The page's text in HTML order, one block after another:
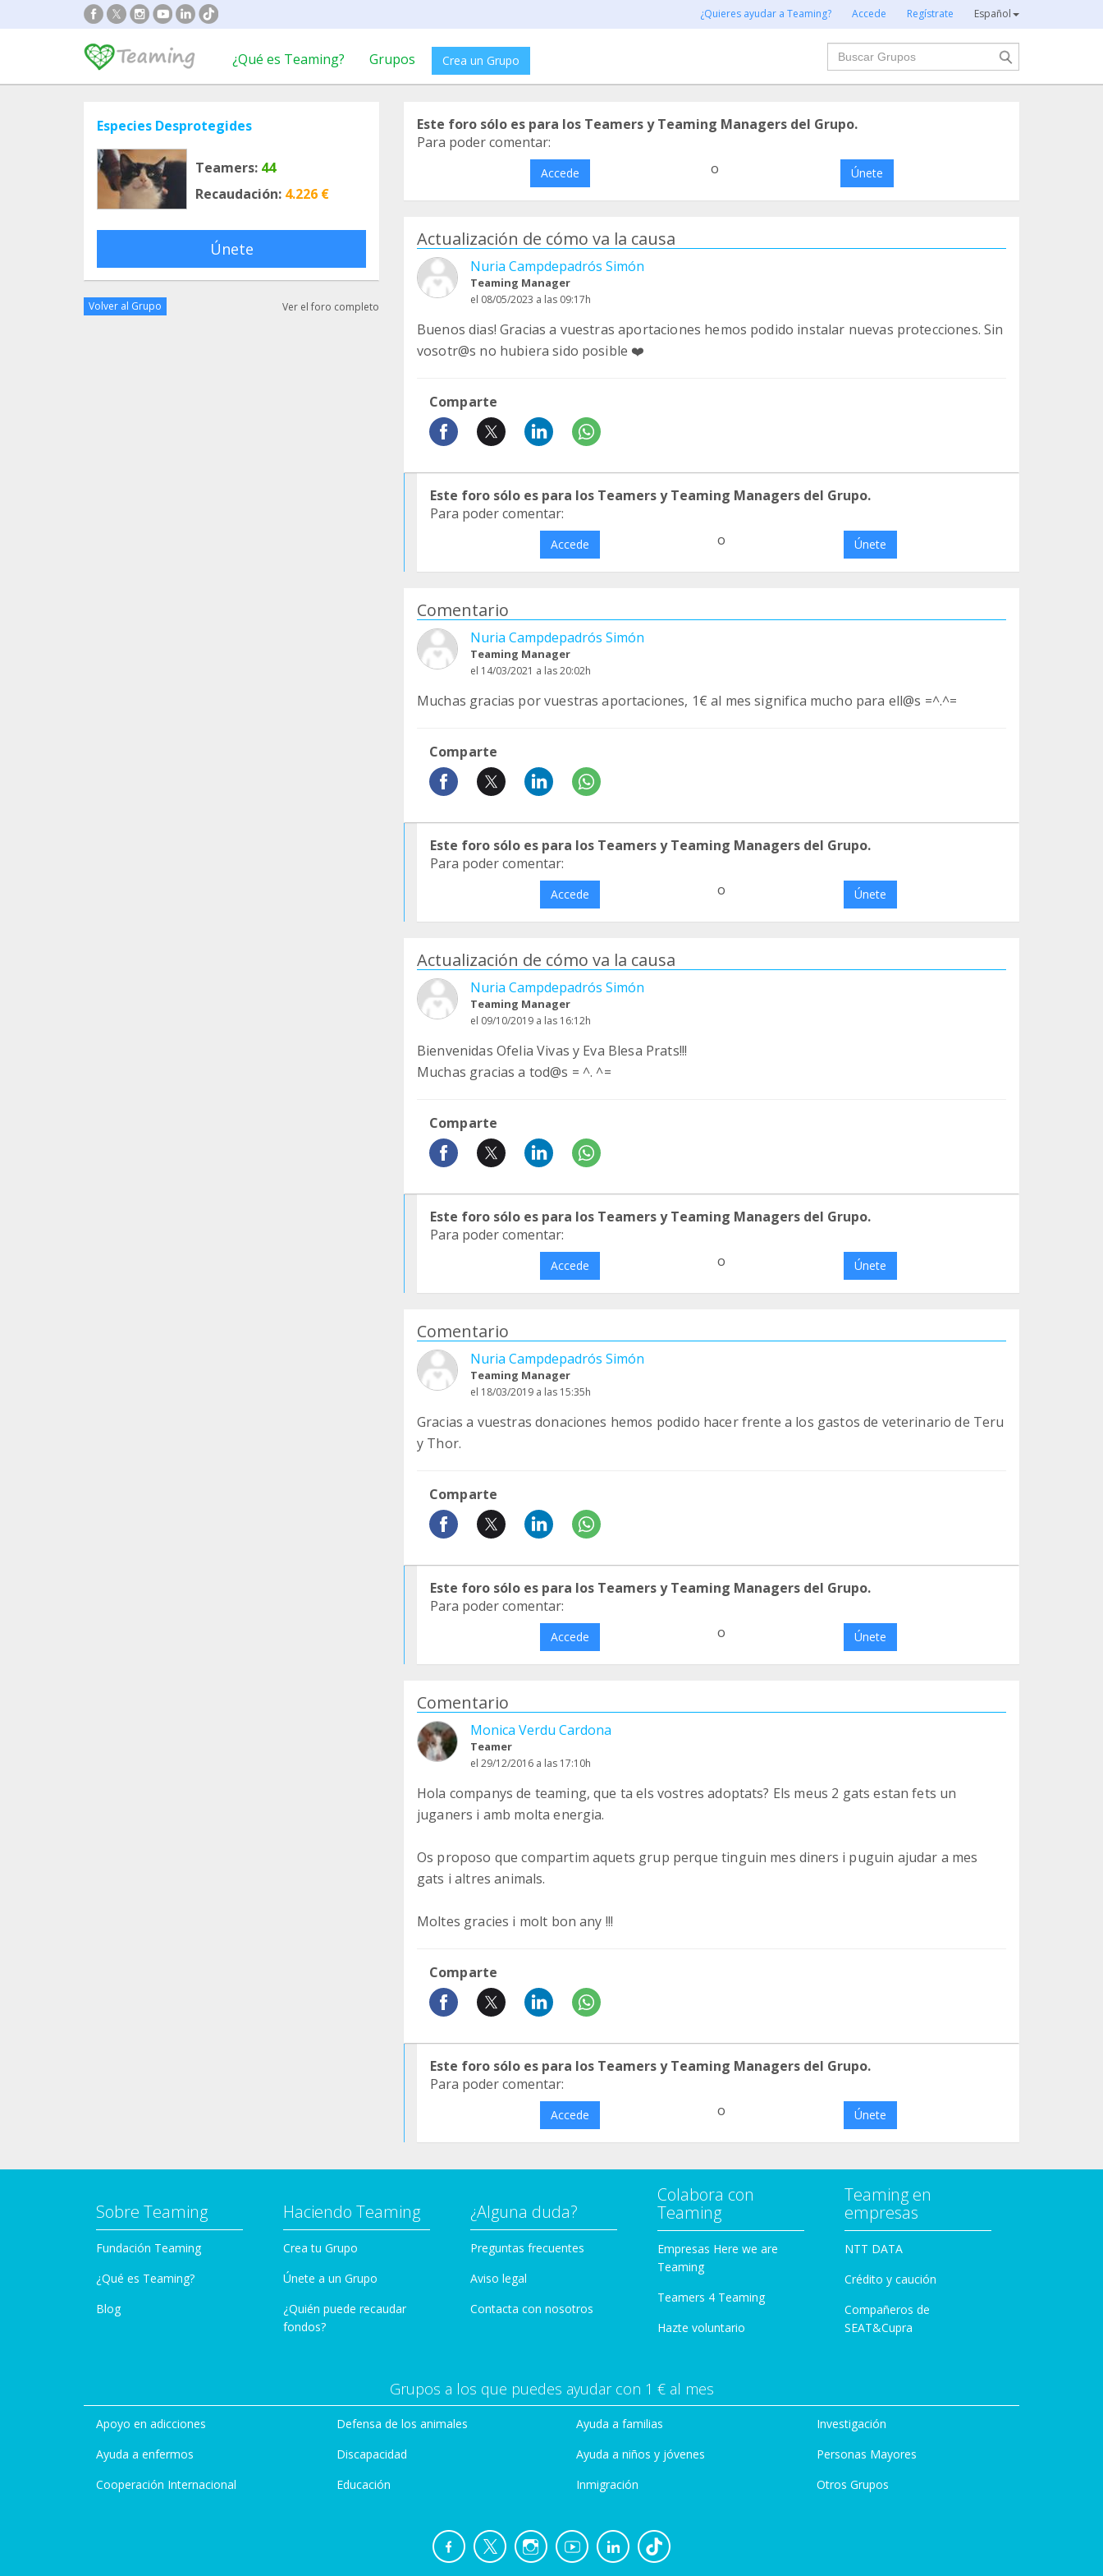
¿Quieres ayudar a Teaming? Accede Regístrate Español
¿Qué es Teaming? Grupos Crea un Grupo
Buscar
Especies Desprotegides
Teamers: 44
Recaudación: 4.226 €
Únete
Volver al Grupo Ver el foro completo
Este foro sólo es para los Teamers y Teaming Managers del Grupo.
Para poder comentar:
Accede o Únete
Actualización de cómo va la causa
Nuria Campdepadrós Simón
Teaming Manager
el 08/05/2023 a las 09:17h
Buenos dias! Gracias a vuestras aportaciones hemos podido instalar nuevas protecciones. Sin
vosotr@s no hubiera sido posible ❤️
Comparte
Este foro sólo es para los Teamers y Teaming Managers del Grupo.
Para poder comentar:
Accede o Únete
Comentario
Nuria Campdepadrós Simón
Teaming Manager
el 14/03/2021 a las 20:02h
Muchas gracias por vuestras aportaciones, 1€ al mes significa mucho para ell@s =^.^=
Comparte
Este foro sólo es para los Teamers y Teaming Managers del Grupo.
Para poder comentar:
Accede o Únete
Actualización de cómo va la causa
Nuria Campdepadrós Simón
Teaming Manager
el 09/10/2019 a las 16:12h
Bienvenidas Ofelia Vivas y Eva Blesa Prats!!!
Muchas gracias a tod@s = ^. ^=
Comparte
Este foro sólo es para los Teamers y Teaming Managers del Grupo.
Para poder comentar:
Accede o Únete
Comentario
Nuria Campdepadrós Simón
Teaming Manager
el 18/03/2019 a las 15:35h
Gracias a vuestras donaciones hemos podido hacer frente a los gastos de veterinario de Teru
y Thor.
Comparte
Este foro sólo es para los Teamers y Teaming Managers del Grupo.
Para poder comentar:
Accede o Únete
Comentario
Monica Verdu Cardona
Teamer
el 29/12/2016 a las 17:10h
Hola companys de teaming, que ta els vostres adoptats? Els meus 2 gats estan fets un
juganers i amb molta energia.
Os proposo que compartim aquets grup perque tinguin mes diners i puguin ajudar a mes
gats i altres animals.
Moltes gracies i molt bon any !!!
Comparte
Este foro sólo es para los Teamers y Teaming Managers del Grupo.
Para poder comentar:
Accede o Únete
Sobre Teaming
Fundación Teaming
¿Qué es Teaming?
Blog
Haciendo Teaming
Crea tu Grupo
Únete a un Grupo
¿Quién puede recaudar
fondos?
¿Alguna duda?
Preguntas frecuentes
Aviso legal
Contacta con nosotros
Colabora con
Teaming
Empresas Here we are
Teaming
Teamers 4 Teaming
Hazte voluntario
Teaming en
empresas
NTT DATA
Crédito y caución
Compañeros de
SEAT&Cupra
Grupos a los que puedes ayudar con 1 € al mes
Apoyo en adicciones
Ayuda a enfermos
Cooperación Internacional
Defensa de los animales
Discapacidad
Educación
Ayuda a familias
Ayuda a niños y jóvenes
Inmigración
Investigación
Personas Mayores
Otros Grupos